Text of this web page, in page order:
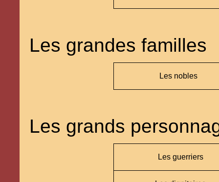
Les grandes familles
Les nobles
Les grands
Les guerriers